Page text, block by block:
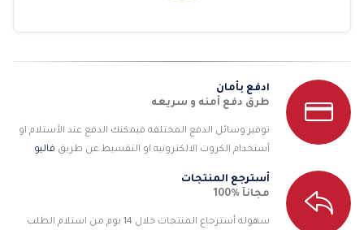
ادفع بأمان
طرق دفع أمنه و سريعه
توفير وسائل الدفع المختلفه فيمكنك الدفع عند الأستلام او
أستخدام الكروت الالكترونيه او التقسيط عن طريق فاليو
أسترجع المنتجات
مجانآ %100
سهوله أسترجاع المنتجات خلال 14 يوم من استلام الطلب